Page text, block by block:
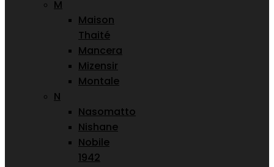
M
Maison
Thaité
Mancera
Mizensir
Montale
N
Nasomatto
Nishane
Nobile
1942